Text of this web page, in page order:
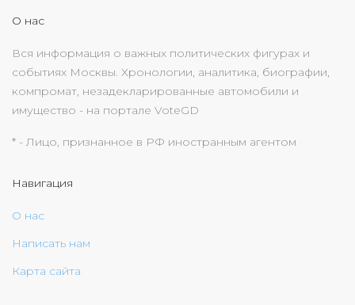
О нас
Вся информация о важных политических фигурах и
событиях Москвы. Хронологии, аналитика, биографии,
компромат, незадекларированные автомобили и
имущество - на портале VoteGD
* - Лицо, признанное в РФ иностранным агентом
Навигация
О нас
Написать нам
Карта сайта